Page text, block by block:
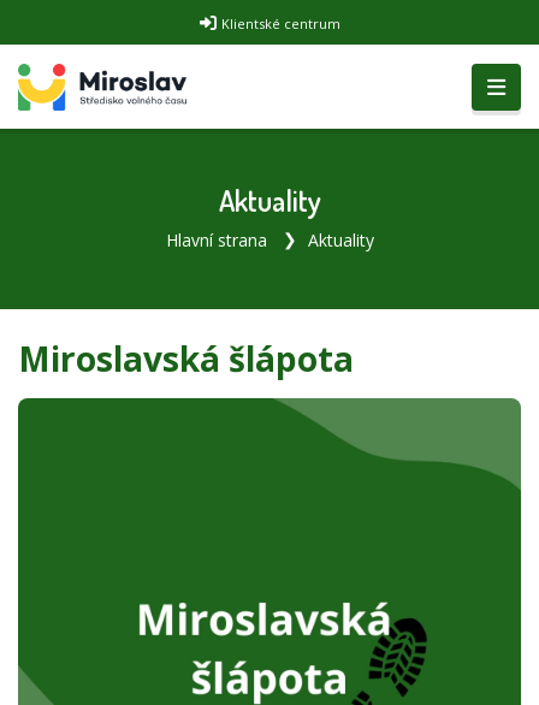
Klientské centrum
Aktuality
Hlavní strana Aktuality
Miroslavská šlápota